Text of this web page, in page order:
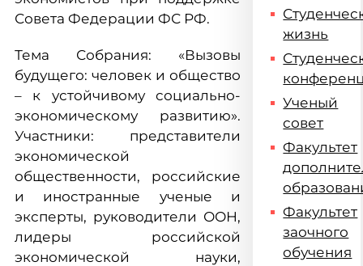
Совета Федерации ФС РФ.
Тема Собрания: «Вызовы
будущего: человек и общество
– к устойчивому социально-
экономическому развитию».
Участники: представители
экономической
общественности, российские
и иностранные ученые и
эксперты, руководители ООН,
лидеры российской
экономической науки,
жизнь
Ученый
совет
Факультет
Факультет
заочного
обучения